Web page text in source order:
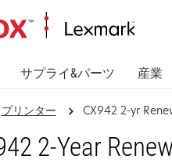
サプライ&パーツ 産業
プリンター CX942 2-yr
2-Year